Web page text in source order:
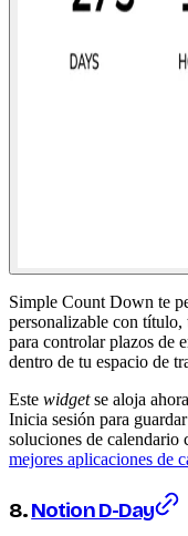
Simple Count Down te
personalizable con
para controlar plazos de
dentro de tu espacio de
Este widgetse aloja
Inicia sesión para
soluciones de calendario
mejores aplicaciones de
8.Notion D-Day